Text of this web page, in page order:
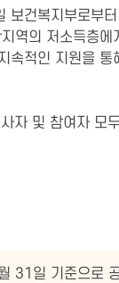
건복지부로부
역의 저소득층
속적인 지원을
자 및 참여자
31일 기준으로